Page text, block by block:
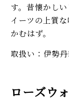
す。昔懐かし
イーツの上質
かむはず。
取扱い：伊勢
ローズウ